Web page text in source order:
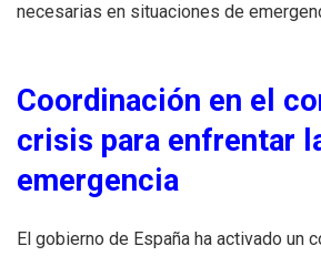
necesarias en situaciones de
Coordinación en el
crisis para enfrentar
emergencia
El gobierno de España ha activado un